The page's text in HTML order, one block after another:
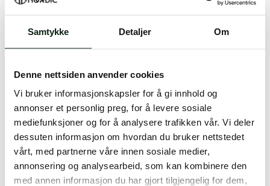
Samtykke Detaljer Om
Denne nettsiden anvender cookies
Vi bruker informasjonskapsler for å gi innhold og
annonser et personlig preg, for å levere sosiale
mediefunksjoner og for å analysere trafikken vår. Vi deler
dessuten informasjon om hvordan du bruker nettstedet
vårt, med partnerne våre innen sosiale medier,
annonsering og analysearbeid, som kan kombinere den
med annen informasjon du har gjort tilgjengelig for dem,
An unknown error has occurred. An error report has
issue will be investigated.
Click the button below to refresh the website. If the
issue persists, either try waiting a moment or
reopening your browser.
Clearing your browser cache may also help in some
cases.